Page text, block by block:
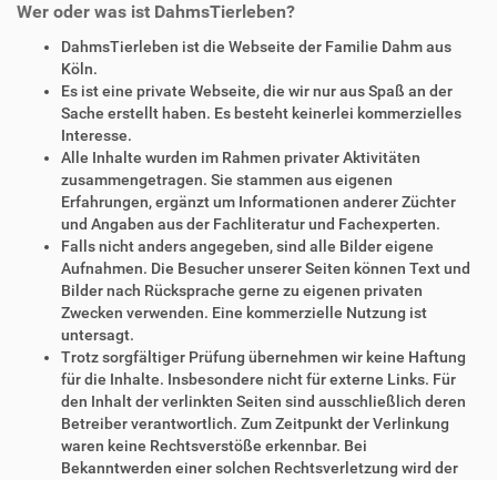
Wer oder was ist DahmsTierleben?
DahmsTierleben ist die Webseite der Familie Dahm aus
Köln.
Es ist eine private Webseite, die wir nur aus Spaß an der
Sache erstellt haben. Es besteht keinerlei kommerzielles
Interesse.
Alle Inhalte wurden im Rahmen privater Aktivitäten
zusammengetragen. Sie stammen aus eigenen
Erfahrungen, ergänzt um Informationen anderer Züchter
und Angaben aus der Fachliteratur und Fachexperten.
Falls nicht anders angegeben, sind alle Bilder eigene
Aufnahmen. Die Besucher unserer Seiten können Text und
Bilder nach Rücksprache gerne zu eigenen privaten
Zwecken verwenden. Eine kommerzielle Nutzung ist
untersagt.
Trotz sorgfältiger Prüfung übernehmen wir keine Haftung
für die Inhalte. Insbesondere nicht für externe Links. Für
den Inhalt der verlinkten Seiten sind ausschließlich deren
Betreiber verantwortlich. Zum Zeitpunkt der Verlinkung
waren keine Rechtsverstöße erkennbar. Bei
Bekanntwerden einer solchen Rechtsverletzung wird der